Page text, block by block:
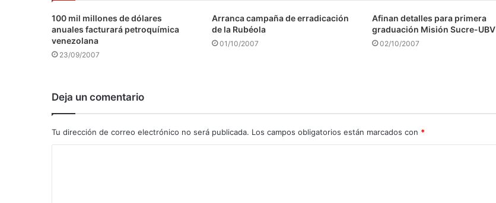
100 mil millones de dólares
anuales facturará petroquímica
venezolana
23/09/2007
Arranca campaña de erradicación
de la Rubéola
01/10/2007
Afinan detalles para primera
graduación Misión Sucre-UBV
02/10/2007
Deja un comentario
Tu dirección de correo electrónico no será publicada. Los campos obligatorios están marcados con *